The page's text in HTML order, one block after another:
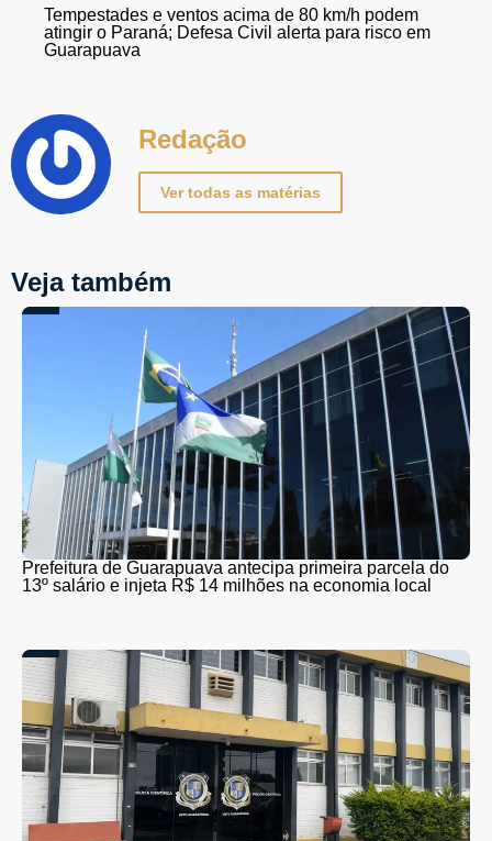
Tempestades e ventos acima de 80 km/h podem
atingir o Paraná; Defesa Civil alerta para risco em
Guarapuava
Redação
Ver todas as matérias
Veja também
Prefeitura de Guarapuava antecipa primeira parcela do
13º salário e injeta R$ 14 milhões na economia local